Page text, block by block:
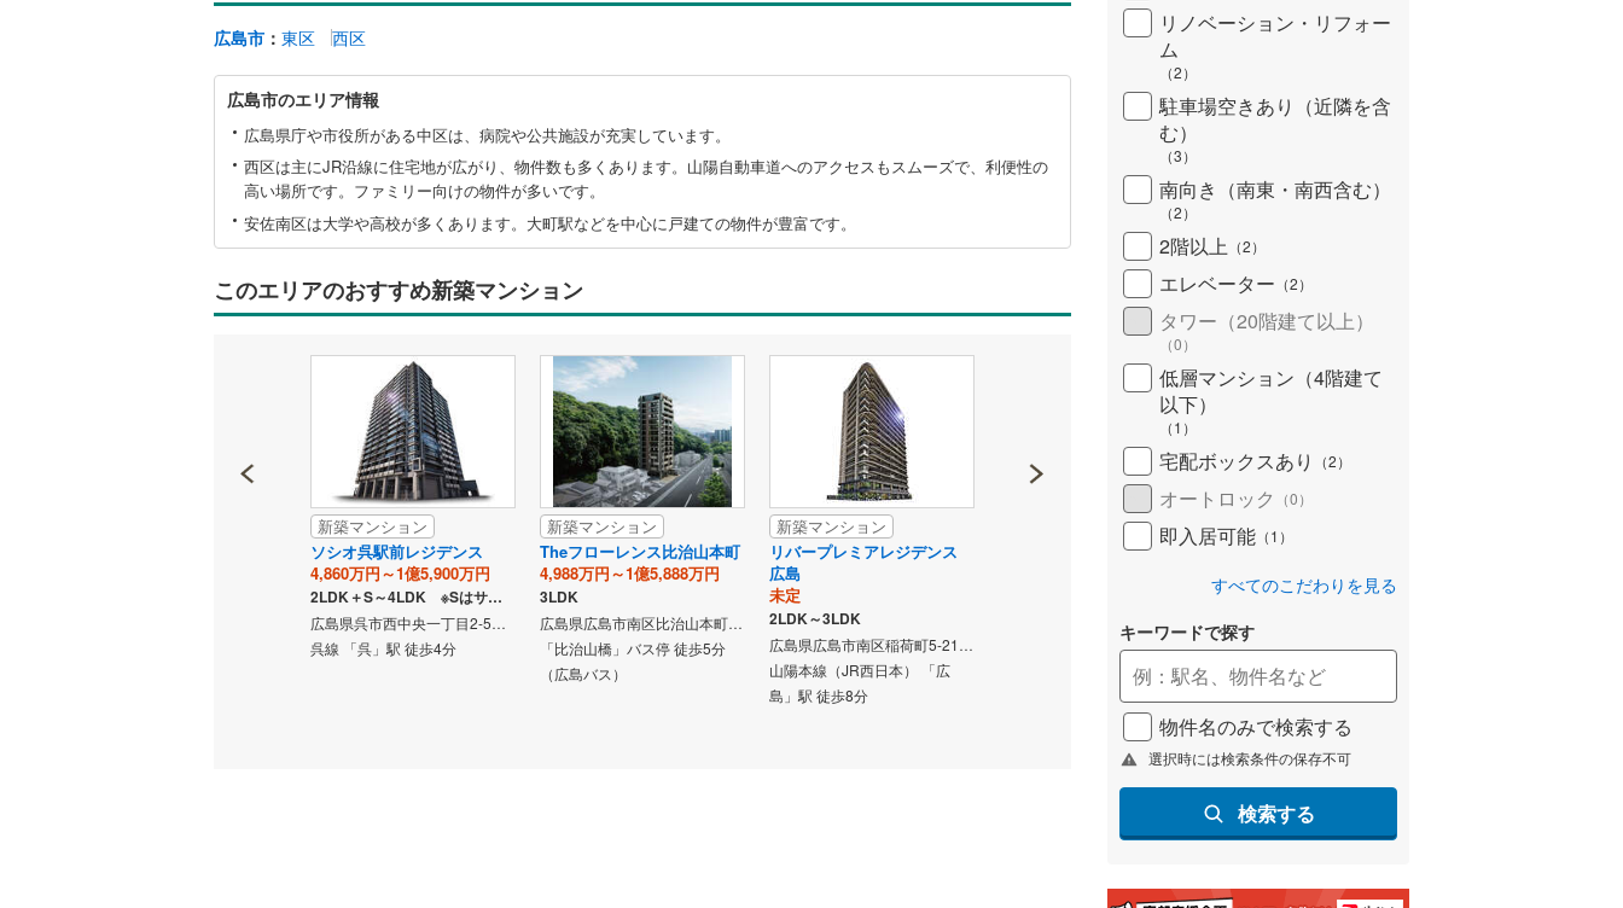
広島市 ： 東区 西区
広
島
市
る
情
広島市のエリア情報
広島県庁や市役所がある中区は、病院や公共施設が充実しています。
西区は主にJR沿線に住宅地が広がり、物件数も多くあります。山陽自動車道へのアクセスもスムーズで、利便性の
高い場所です。ファミリー向けの物件が多いです。
安佐南区は大学や高校が多くあります。大町駅などを中心に戸建ての物件が豊富です。
このエリアのおすすめ新築マンション
新築マンション
ソシオ呉駅前レジデンス
4,860万円～1億5,900万円
2LDK＋S～4LDK ※Sはサービスルーム（納戸）です。
広島県呉市西中央一丁目2-5（地番）
呉線 「呉」駅 徒歩4分
新築マンション
Theフローレンス比治山本町
4,988万円～1億5,888万円
3LDK
広島県広島市南区比治山本町1040番18（地番）
「比治山橋」バス停 徒歩5分
（広島バス）
新築マンション
リバープレミアレジデンス
広島
未定
2LDK～3LDK
広島県広島市南区稲荷町5-21（地番）
山陽本線（JR西日本） 「広
島」駅 徒歩8分
パークホームズ千田町
広島県広島市中区千田町1丁目2-8（地番）
広島電鉄宇品線 「鷹野橋」駅
新築マンション
パークホームズ段原
2LDK・3LDK
山陽本線（JR西日本） 「広
島」駅 徒歩21分
リノベーション・リフォー
ム
（2）
駐車場空きあり（近隣を含
む）
（3）
南向き（南東・南西含む）
（2）
2階以上 （2）
エレベーター （2）
タワー（20階建て以上）
（0）
低層マンション（4階建て
以下）
（1 ）
宅配ボックスあり （2）
オートロック （0）
即入居可能 （1 ）
すべてのこだわりを見る
キーワードで探す
物件名のみで検索する
選択時には検索条件の保存不可
検索する